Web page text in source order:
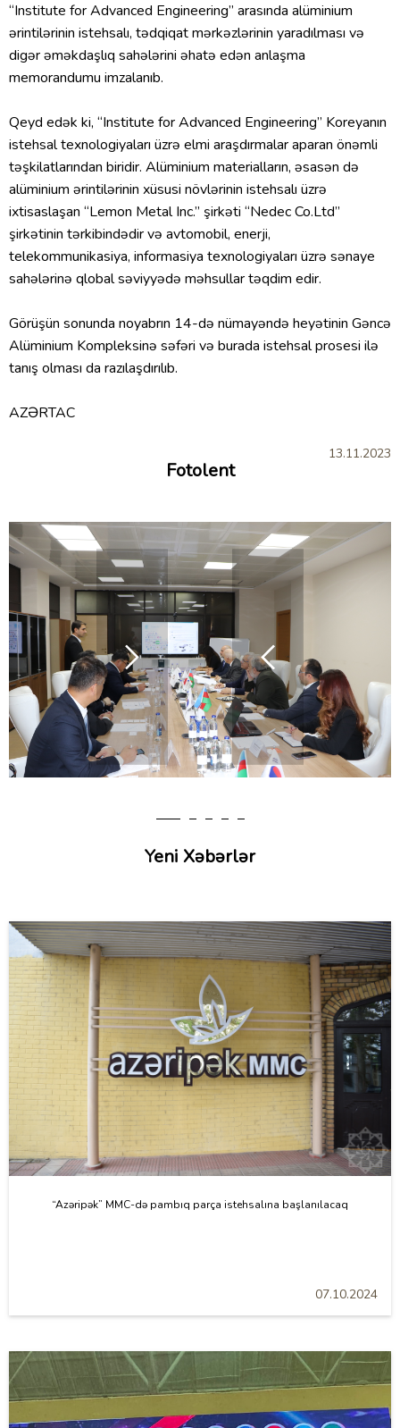
“Institute for Advanced Engineering” arasında alüminium
ərintilərinin istehsalı, tədqiqat mərkəzlərinin yaradılması və
digər əməkdaşlıq sahələrini əhatə edən anlaşma
memorandumu imzalanıb.
Qeyd edək ki, “Institute for Advanced Engineering” Koreyanın
istehsal texnologiyaları üzrə elmi araşdırmalar aparan önəmli
təşkilatlarından biridir. Alüminium materialların, əsasən də
alüminium ərintilərinin xüsusi növlərinin istehsalı üzrə
ixtisaslaşan “Lemon Metal Inc.” şirkəti “Nedec Co.Ltd”
şirkətinin tərkibindədir və avtomobil, enerji,
telekommunikasiya, informasiya texnologiyaları üzrə sənaye
sahələrinə qlobal səviyyədə məhsullar təqdim edir.
Görüşün sonunda noyabrın 14-də nümayəndə heyətinin Gəncə
Alüminium Kompleksinə səfəri və burada istehsal prosesi ilə
tanış olması da razılaşdırılıb.
AZƏRTAC
13.11.2023
Fotolent
Yeni Xəbərlər
“Azəripək” MMC-də pambıq parça istehsalına başlanılacaq
07.10.2024